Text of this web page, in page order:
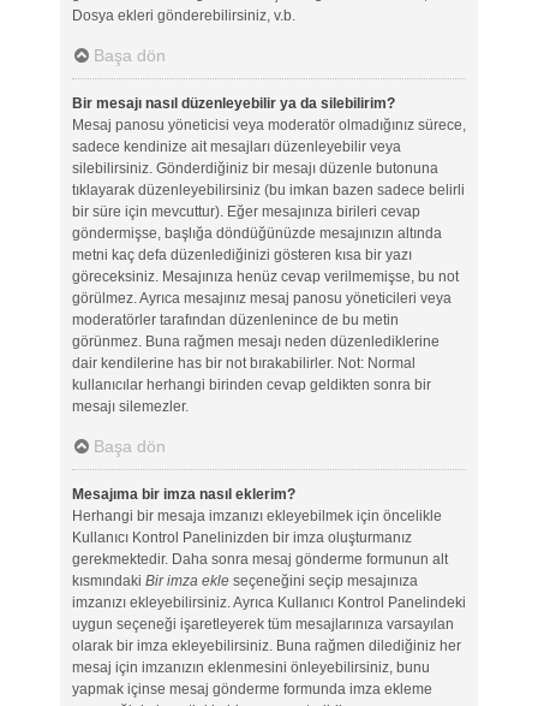
Dosya ekleri gönderebilirsiniz, v.b.
Başa dön
Bir mesajı nasıl düzenleyebilir ya da silebilirim?
Mesaj panosu yöneticisi veya moderatör olmadığınız sürece,
sadece kendinize ait mesajları düzenleyebilir veya
silebilirsiniz. Gönderdiğiniz bir mesajı düzenle butonuna
tıklayarak düzenleyebilirsiniz (bu imkan bazen sadece belirli
bir süre için mevcuttur). Eğer mesajınıza birileri cevap
göndermişse, başlığa döndüğünüzde mesajınızın altında
metni kaç defa düzenlediğinizi gösteren kısa bir yazı
göreceksiniz. Mesajınıza henüz cevap verilmemişse, bu not
görülmez. Ayrıca mesajınız mesaj panosu yöneticileri veya
moderatörler tarafından düzenlenince de bu metin
görünmez. Buna rağmen mesajı neden düzenlediklerine
dair kendilerine has bir not bırakabilirler. Not: Normal
kullanıcılar herhangi birinden cevap geldikten sonra bir
mesajı silemezler.
Başa dön
Mesajıma bir imza nasıl eklerim?
Herhangi bir mesaja imzanızı ekleyebilmek için öncelikle
Kullanıcı Kontrol Panelinizden bir imza oluşturmanız
gerekmektedir. Daha sonra mesaj gönderme formunun alt
kısmındaki Bir imza ekleseçeneğini seçip mesajınıza
imzanızı ekleyebilirsiniz. Ayrıca Kullanıcı Kontrol Panelindeki
uygun seçeneği işaretleyerek tüm mesajlarınıza varsayılan
olarak bir imza ekleyebilirsiniz. Buna rağmen dilediğiniz her
mesaj için imzanızın eklenmesini önleyebilirsiniz, bunu
yapmak içinse mesaj gönderme formunda imza ekleme